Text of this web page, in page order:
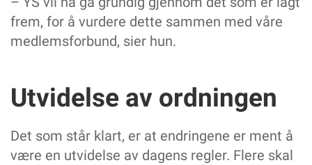
frem, for å vurdere dette sammen med våre
medlemsforbund, sier hun.
Utvidelse av ordningen
Det som står klart, er at endringene er ment å
være en utvidelse av dagens regler. Flere skal